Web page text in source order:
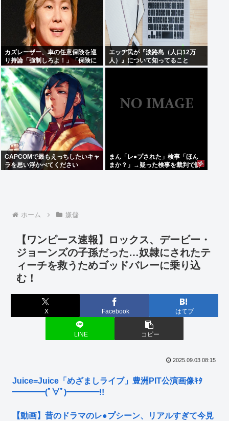
カズレーザー、車の任意保険を巡
り持論「強制しろよ！」「保険に
も入れないヤツは運転すんなよ」
エッヂ民が『淡路島（人口12万
人）』について知ってること
CAPCOMで最もえっちしたいキャ
ラを思い浮かべてください
まん「レ●プされた」検事「ほん
まか？」→疑った検事を裁判で訴
ホーム 嫌儲
【ワンピース速報】ロックス、デービー・
ジョーンズの子孫だった…奴隷にされたテ
ィーチを救うためゴッドバレーに乗り込
む！
X Facebook はてブ
LINE コピー
2025.09.03 08:15
Juice=Juice「めざましライブ」豊洲PIT公演画像ｷﾀ
━━━━(ﾟ∀ﾟ)━━━━!!
【動画】昔のドラマのレ●プシーン、リアルすぎて今見